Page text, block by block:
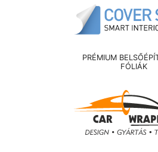
PRÉMIUM
FÓLIÁK